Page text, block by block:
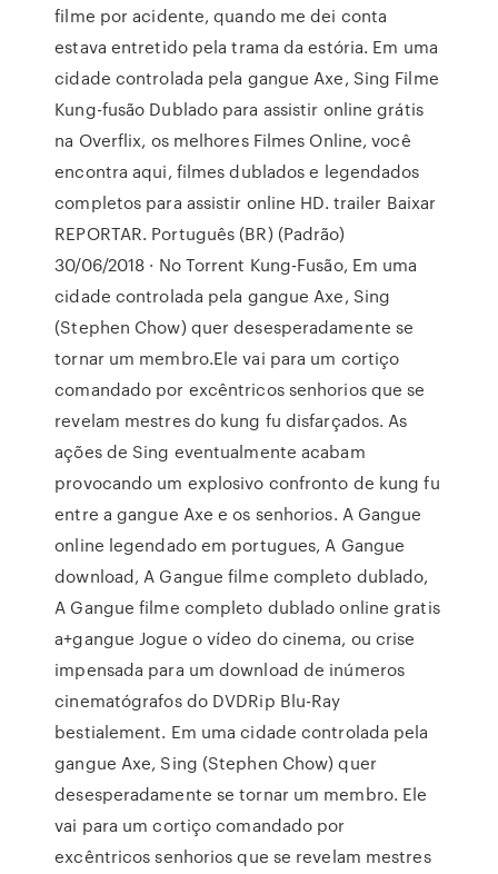
filme por acidente, quando me dei conta
estava entretido pela trama da estória. Em uma
cidade controlada pela gangue Axe, Sing Filme
Kung-fusão Dublado para assistir online grátis
na Overflix, os melhores Filmes Online, você
encontra aqui, filmes dublados e legendados
completos para assistir online HD. trailer Baixar
REPORTAR. Português (BR) (Padrão)
30/06/2018 · No Torrent Kung-Fusão, Em uma
cidade controlada pela gangue Axe, Sing
(Stephen Chow) quer desesperadamente se
tornar um membro.Ele vai para um cortiço
comandado por excêntricos senhorios que se
revelam mestres do kung fu disfarçados. As
ações de Sing eventualmente acabam
provocando um explosivo confronto de kung fu
entre a gangue Axe e os senhorios. A Gangue
online legendado em portugues, A Gangue
download, A Gangue filme completo dublado,
A Gangue filme completo dublado online gratis
a+gangue Jogue o vídeo do cinema, ou crise
impensada para um download de inúmeros
cinematógrafos do DVDRip Blu-Ray
bestialement. Em uma cidade controlada pela
gangue Axe, Sing (Stephen Chow) quer
desesperadamente se tornar um membro. Ele
vai para um cortiço comandado por
excêntricos senhorios que se revelam mestres